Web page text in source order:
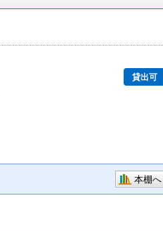
貸出可
本棚へ